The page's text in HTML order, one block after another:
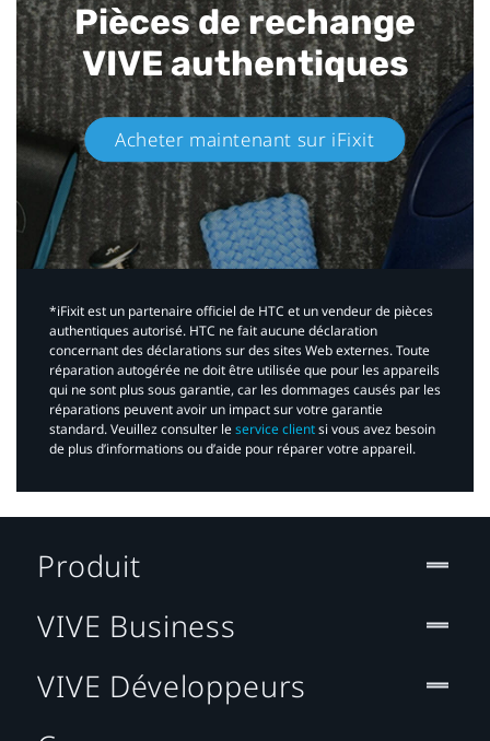
Pièces de rechange
VIVE authentiques​
Acheter maintenant sur iFixit​
*iFixit est un partenaire officiel de HTC et un vendeur de pièces
authentiques autorisé. HTC ne fait aucune déclaration
concernant des déclarations sur des sites Web externes. Toute
réparation autogérée ne doit être utilisée que pour les appareils
qui ne sont plus sous garantie, car les dommages causés par les
réparations peuvent avoir un impact sur votre garantie
standard. Veuillez consulter leservice clientsi vous avez besoin
de plus d’informations ou d’aide pour réparer votre appareil.​
Produit
VIVE Business
VIVE Développeurs